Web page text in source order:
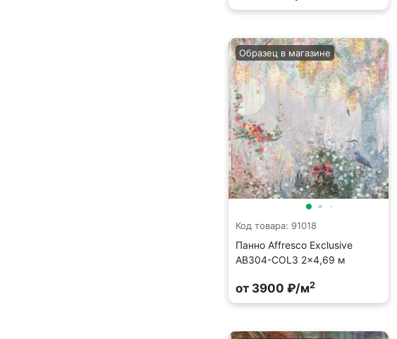
Код товара: 91018
Панно Affresco Exclusive
AB304-COL3 2x4,69 м
Образец в магазине
от 3900 ₽/м2